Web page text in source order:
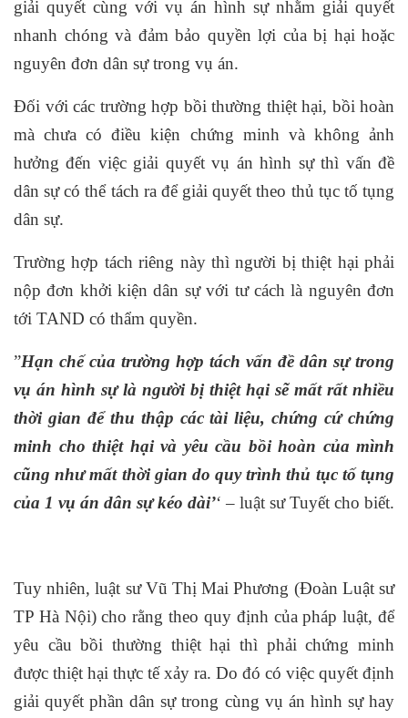
giải quyết cùng với vụ án hình sự nhằm giải quyết
nhanh chóng và đảm bảo quyền lợi của bị hại hoặc
nguyên đơn dân sự trong vụ án.
Đối với các trường hợp bồi thường thiệt hại, bồi hoàn
mà chưa có điều kiện chứng minh và không ảnh
hưởng đến việc giải quyết vụ án hình sự thì vấn đề
dân sự có thể tách ra để giải quyết theo thủ tục tố tụng
dân sự.
Trường hợp tách riêng này thì người bị thiệt hại phải
nộp đơn khởi kiện dân sự với tư cách là nguyên đơn
tới TAND có thẩm quyền.
”Hạn chế của trường hợp tách vấn đề dân sự trong
vụ án hình sự là người bị thiệt hại sẽ mất rất nhiều
thời gian để thu thập các tài liệu, chứng cứ chứng
minh cho thiệt hại và yêu cầu bồi hoàn của mình
cũng như mất thời gian do quy trình thủ tục tố tụng
của 1 vụ án dân sự kéo dài’‘ – luật sư Tuyết cho biết.
Tuy nhiên, luật sư Vũ Thị Mai Phương (Đoàn Luật sư
TP Hà Nội) cho rằng theo quy định của pháp luật, để
yêu cầu bồi thường thiệt hại thì phải chứng minh
được thiệt hại thực tế xảy ra. Do đó có việc quyết định
giải quyết phần dân sự trong cùng vụ án hình sự hay